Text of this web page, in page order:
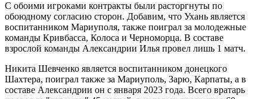
С обоими игроками контракты были расторгнуты по
обоюдному согласию сторон. Добавим, что Ухань является
воспитанником Мариуполя, также поиграл за молодежные
команды Кривбасса, Колоса и Черноморца. В составе
взрослой команды Александрии Илья провел лишь 1 матч.
Никита Шевченко является воспитанником донецкого
Шахтера, поиграл также за Мариуполь, Зарю, Карпаты, а в
составе Александрии он с января 2023 года. Всего вратарь